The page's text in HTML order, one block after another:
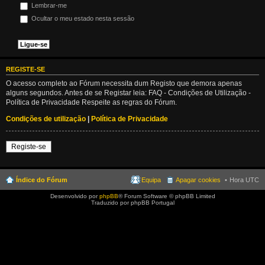
Lembrar-me
Ocultar o meu estado nesta sessão
REGISTE-SE
O acesso completo ao Fórum necessita dum Registo que demora apenas
alguns segundos. Antes de se Registar leia: FAQ - Condições de Utilização -
Política de Privacidade Respeite as regras do Fórum.
Condições de utilização | Política de Privacidade
Registe-se
Índice do Fórum Hora UTC
Apagar cookies
Equipa
Desenvolvido porphpBB® Forum Software © phpBB Limited
Traduzido por phpBB Portugal